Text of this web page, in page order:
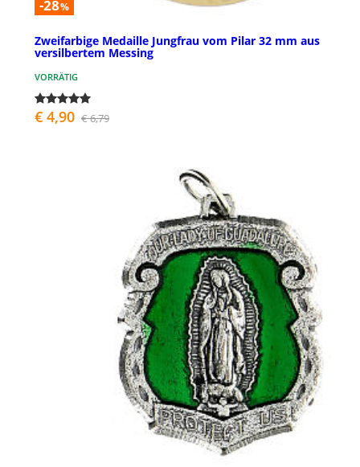
-28%
Zweifarbige Medaille Jungfrau vom Pilar 32 mm aus
versilbertem Messing
VORRÄTIG
€ 4,90 € 6,79